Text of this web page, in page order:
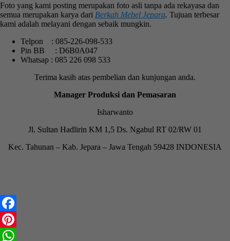
Foto yang kami posting merupakan foto asli tanpa ada rekayasa dan
semua merupakan karya dari Berkah Mebel Jepara. Tujuan terbesar
kami adalah melayani dengan sebaik mungkin.
Telpon : 085-226-098-533
Pin BB : D6B0A047
Whatsap : 085 226 098 533
Terima kasih atas pembelian dan kunjungan anda.
Manager Produksi dan Pemasaran
Isharwanto
Jl. Sultan Hadlirin KM 1,5 Ds. Ngabul RT 02/RW 01
Kec. Tahunan – Kab. Jepara – Jawa Tengah 59428 INDONESIA
Facebook
Pinterest